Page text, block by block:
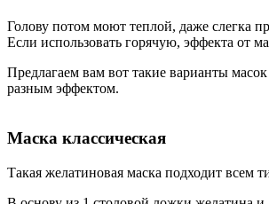
Голову потом моют теплой, даже слегка
Если использовать горячую, эффекта от
Предлагаем вам вот такие варианты
разным эффектом.
Маска классическая
Такая желатиновая маска подходит всем